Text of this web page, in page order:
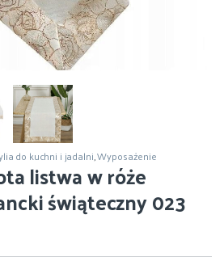
do kuchni i jadalni,Wyposażenie
listwa w róże
świąteczny 023